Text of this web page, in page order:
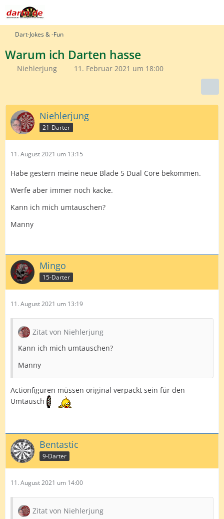
Dart-Jokes & -Fun
Warum ich Darten hasse
Niehlerjung 11. Februar 2021 um 18:00
Niehlerjung
21-Darter
11. August 2021 um 13:15
Habe gestern meine neue Blade 5 Dual Core bekommen.
Werfe aber immer noch kacke.
Kann ich mich umtauschen?
Manny
Mingo
15-Darter
11. August 2021 um 13:19
Zitat von Niehlerjung
Kann ich mich umtauschen?
Manny
Actionfiguren müssen original verpackt sein für den
Umtausch
Bentastic
9-Darter
11. August 2021 um 14:00
Zitat von Niehlerjung